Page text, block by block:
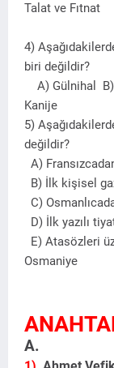
Talat ve
4)
biri değildir?
A) Gülnihal
Kanije
5)
değildir?
A)
B) İlk kişisel
C)
D) İlk yazılı
E) Atasözleri
Osmaniye
A.